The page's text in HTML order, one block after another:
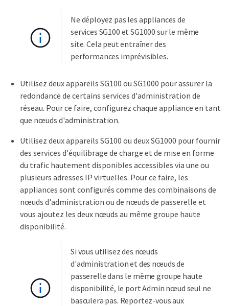
Ne déployez pas les appliances de
services SG100 et SG1000 sur le même
site. Cela peut entraîner des
performances imprévisibles.
Utilisez deux appareils SG100 ou SG1000 pour assurer la
redondance de certains services d'administration de
réseau. Pour ce faire, configurez chaque appliance en tant
que nœuds d'administration.
Utilisez deux appareils SG100 ou deux SG1000 pour fournir
des services d'équilibrage de charge et de mise en forme
du trafic hautement disponibles accessibles via une ou
plusieurs adresses IP virtuelles. Pour ce faire, les
appliances sont configurés comme des combinaisons de
nœuds d'administration ou de nœuds de passerelle et
vous ajoutez les deux nœuds au même groupe haute
disponibilité.
Si vous utilisez des nœuds
d'administration et des nœuds de
passerelle dans le même groupe haute
disponibilité, le port Admin nœud seul ne
basculera pas. Reportez-vous aux